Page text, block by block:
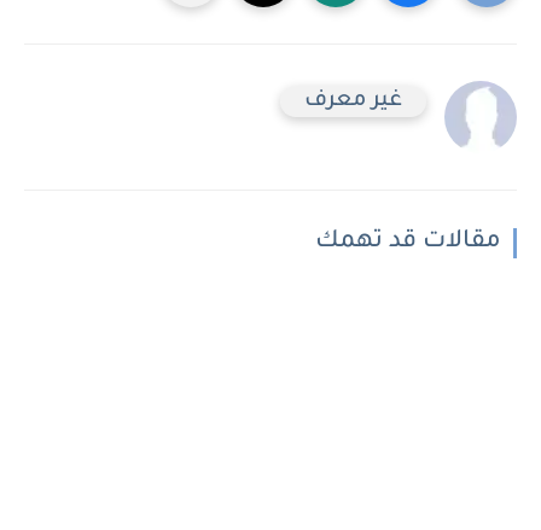
غير معرف
مقالات قد تهمك